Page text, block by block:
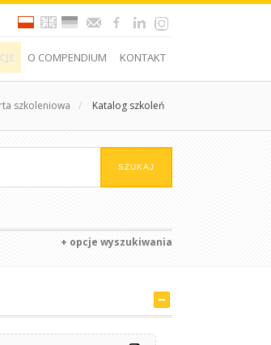
O COMPENDIUM KONTAKT
szkoleniowa / Katalog szkoleń
+ opcje wyszukiwania